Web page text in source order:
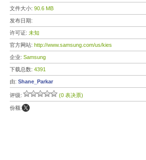
文件大小: 90.6 MB
发布日期:
许可证: 未知
官方网站: http://www.samsung.com/us/kies
企业: Samsung
下载总数: 4391
由: Shane_Parkar
评级: (0 表决票)
份额: